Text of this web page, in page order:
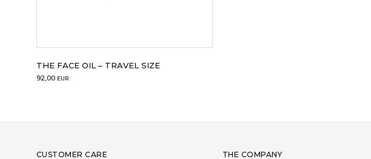
THE FACE OIL – TRAVEL SIZE
92,00 EUR
CUSTOMER CARE THE COMPANY